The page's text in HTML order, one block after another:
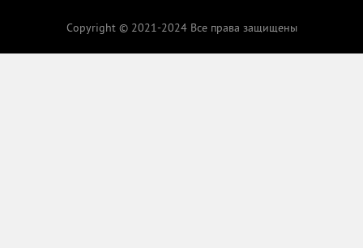
Copyright © 2021-2024 Все права защищены